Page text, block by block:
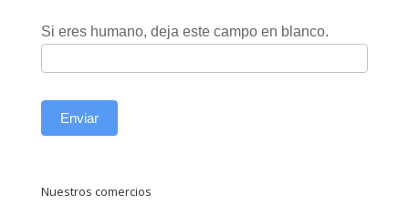
Si eres humano, deja este campo en blanco.
Enviar
Nuestros comercios